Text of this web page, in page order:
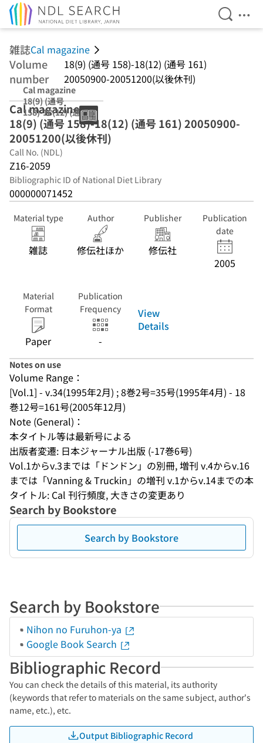
Open
雑誌Cal magazine
Volume
number
18(9) (通号 158)-18(12) (通号 161)
20050900-20051200(以後休刊)
Cal magazine
18(9) (通号
158)-18(12) (通号
161) 20050900-
20051200(以後休
刊)
Cal magazine
18(9) (通号 158)-18(12) (通号 161) 20050900-
20051200(以後休刊)
Call No. (NDL)
Z16-2059
Bibliographic ID of National Diet Library
000000071452
Material type
雑誌
Author
修伝社ほか
Publisher
修伝社
Publication
date
2005
Material
Format
Paper
Publication
Frequency
-
View
Details
Notes on use
Volume Range：
[Vol.1] - v.34(1995年2月) ; 8巻2号=35号(1995年4月) - 18
巻12号=161号(2005年12月)
Note (General)：
本タイトル等は最新号による
出版者変遷: 日本ジャーナル出版 (-17巻6号)
Vol.1からv.3までは「ドンドン」の別冊, 増刊 v.4からv.16
までは「Vanning & Truckin」の増刊 v.1からv.14までの本
タイトル: Cal 刊行頻度, 大きさの変更あり
Search by Bookstore
Search by Bookstore
Search by Bookstore
Nihon no Furuhon-ya
Google Book Search
Bibliographic Record
You can check the details of this material, its authority
(keywords that refer to materials on the same subject, author's
name, etc.), etc.
Output Bibliographic Record